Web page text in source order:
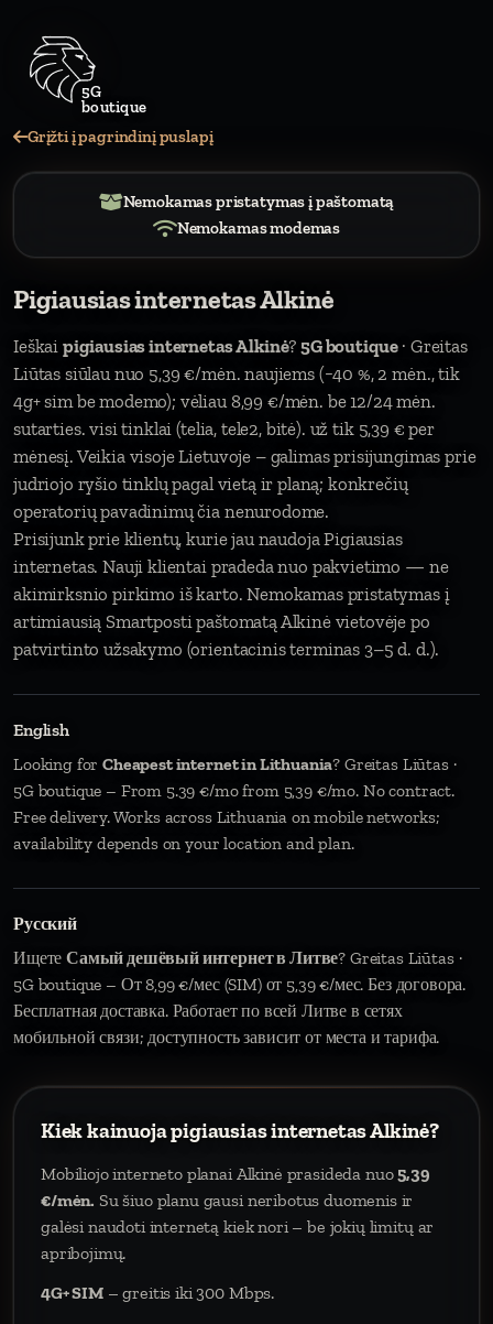
Grįžti į pagrindinį puslapį
Nemokamas pristatymas į paštomatą
Nemokamas modemas
Pigiausias internetas Alkinė
Ieškai pigiausias internetas Alkinė?5G boutique· Greitas
Liūtas siūlau nuo 5,39 €/mėn. naujiems (−40 %, 2 mėn., tik
4g+ sim be modemo); vėliau 8,99 €/mėn. be 12/24 mėn.
sutarties. visi tinklai (telia, tele2, bitė). už tik 5,39 € per
mėnesį. Veikia visoje Lietuvoje – galimas prisijungimas prie
judriojo ryšio tinklų pagal vietą ir planą; konkrečių
operatorių pavadinimų čia nenurodome.
Prisijunk prie klientų, kurie jau naudoja Pigiausias
internetas. Nauji klientai pradeda nuo pakvietimo — ne
akimirksnio pirkimo iš karto. Nemokamas pristatymas į
artimiausią Smartposti paštomatą Alkinė vietovėje po
patvirtinto užsakymo (orientacinis terminas 3–5 d. d.).
English
Looking forCheapest internet in Lithuania? Greitas Liūtas ·
5G boutique – From 5.39 €/mo from 5,39 €/mo. No contract.
Free delivery. Works across Lithuania on mobile networks;
availability depends on your location and plan.
Русский
ИщетеСамый дешёвый интернет в Литве? Greitas Liūtas ·
5G boutique – От 8,99 €/мес (SIM) от 5,39 €/мес. Без договора.
Бесплатная доставка. Работает по всей Литве в сетях
мобильной связи; доступность зависит от места и тарифа.
Kiek kainuoja pigiausias internetas Alkinė?
Mobiliojo interneto planai Alkinė prasideda nuo5,39
€/mėn. Su šiuo planu gausi neribotus duomenis ir
galėsi naudoti internetą kiek nori – be jokių limitų ar
apribojimų.
4G+ SIM– greitis iki 300 Mbps.